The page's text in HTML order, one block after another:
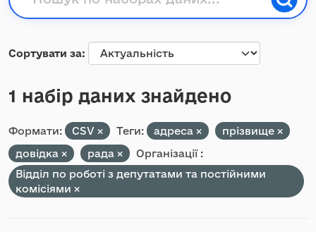
Сортувати за
1 набір даних знайдено
Формати: CSV Теги: адреса
прізвище
довідка
рада
Організації :
Відділ по роботі з депутатами та постійними
комісіями